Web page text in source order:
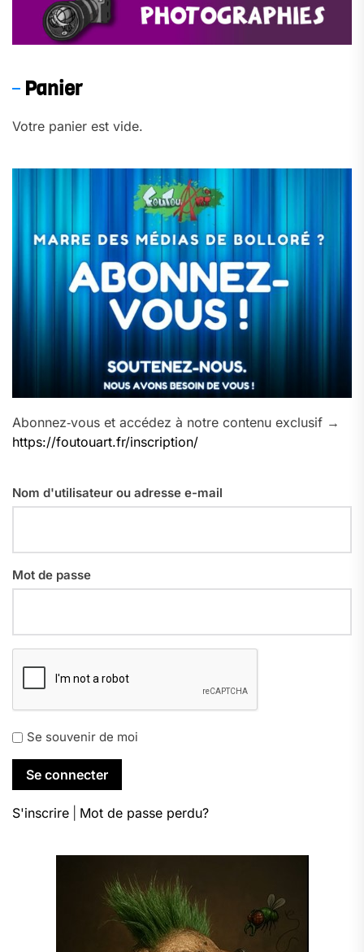
Panier
Votre panier est vide.
Abonnez‑vous et accédez à notre contenu exclusif →
https://foutouart.fr/inscription/
Nom d'utilisateur ou adresse e-mail
Mot de passe
Se souvenir de moi
S'inscrire Mot de passe perdu?